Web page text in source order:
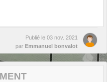
Publié le 03 nov. 2021
par Emmanuel bonvalot